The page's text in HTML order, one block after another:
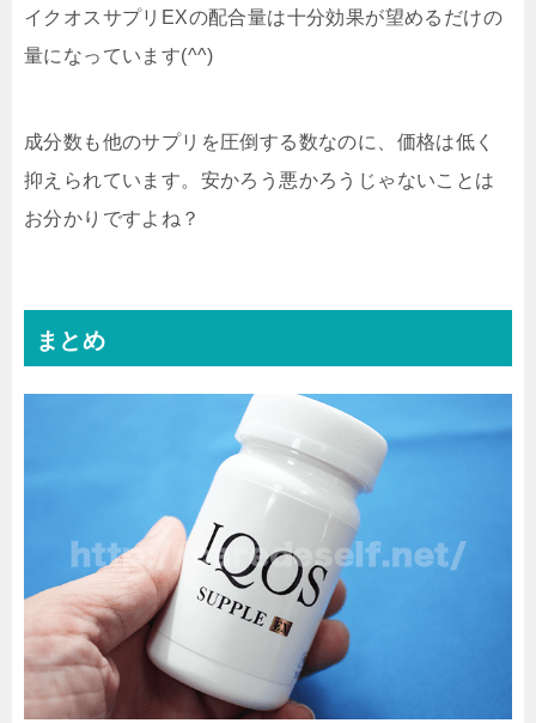
イクオスサプリEXの配合量は十分効果が望めるだけの
量になっています(^^)
成分数も他のサプリを圧倒する数なのに、価格は低く
抑えられています。安かろう悪かろうじゃないことは
お分かりですよね？
まとめ